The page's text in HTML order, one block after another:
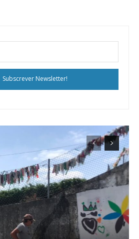
Subscrever Newsletter!